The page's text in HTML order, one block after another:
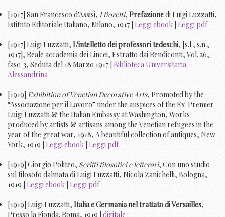
[1917] San Francesco d'Assisi, I fioretti, Prefazionedi Luigi Luzzatti,
Istituto Editoriale Italiano, Milano, 1917 | Leggi ebook Leggi pdf
[1917] Luigi Luzzatti, L'intelletto dei professori tedeschi, [s.l., s.n.,
1917], Reale accademia dei Lincei, Estratto dai Rendiconti, Vol. 26,
fasc. 3, Seduta del 18 Marzo 1917 | Biblioteca Universitaria
Alessandrina
[1919]Exhibition of Venetian Decorative Arts, Promoted by the
“Associazione per il Lavoro” under the auspices of the Ex-Premier
Luigi Luzzatti & the Italian Embassy at Washington, Works
produced by artists & artisans among the Venetian refugees in the
year of the great war, 1918, A beautiful collection of antiques, New
York, 1919 | Leggi ebook Leggi pdf
[1919] Giorgio Politeo, Scritti filosofici e letterari, Con uno studio
sul filosofo dalmata di Luigi Luzzatti, Nicola Zanichelli, Bologna,
1919 | Leggi ebook Leggi pdf
[1919] Luigi Luzzatti, Italia e Germania nel trattato di Versailles,
Presso la Fionda. Roma, 1919 | digitale-